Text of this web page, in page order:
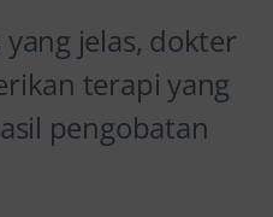
jelas, dokter
terapi yang
pengobatan